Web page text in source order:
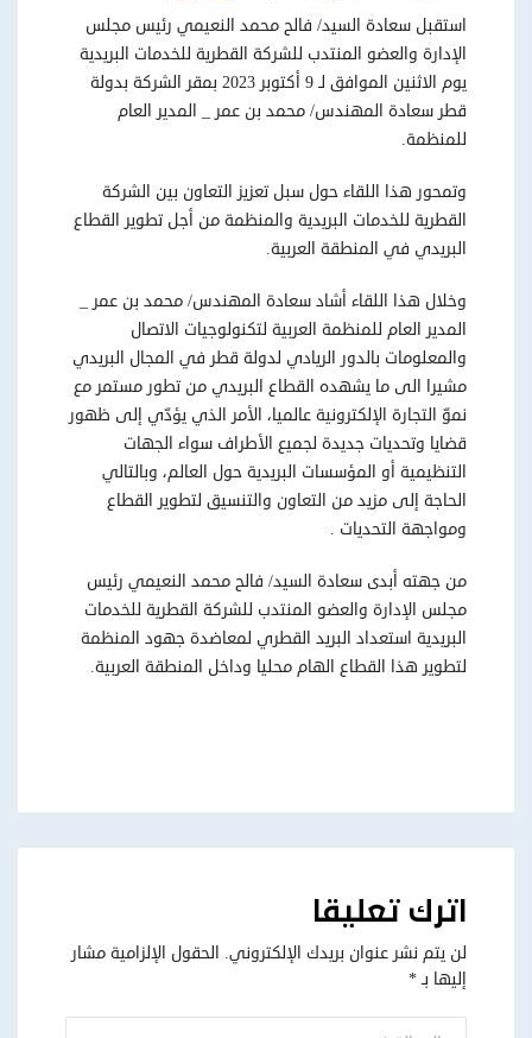
استقبل سعادة السيد/ فالح محمد النعيمي رئيس مجلس
الإدارة والعضو المنتدب للشركة القطرية للخدمات البريدية
يوم الاثنين الموافق لـ 9 أكتوبر 2023 بمقر الشركة بدولة
قطر سعادة المهندس/ محمد بن عمر _ المدير العام
للمنظمة.
وتمحور هذا اللقاء حول سبل تعزيز التعاون بين الشركة
القطرية للخدمات البريدية والمنظمة من أجل تطوير القطاع
البريدي في المنطقة العربية.
وخلال هذا اللقاء أشاد سعادة المهندس/ محمد بن عمر _
المدير العام للمنظمة العربية لتكنولوجيات الاتصال
والمعلومات بالدور الريادي لدولة قطر في المجال البريدي
مشيرا الى ما يشهده القطاع البريدي من تطور مستمر مع
نموّ التجارة الإلكترونية عالميا، الأمر الذي يؤدّي إلى ظهور
قضايا وتحديات جديدة لجميع الأطراف سواء الجهات
التنظيمية أو المؤسسات البريدية حول العالم، وبالتالي
الحاجة إلى مزيد من التعاون والتنسيق لتطوير القطاع
ومواجهة التحديات .
من جهته أبدى سعادة السيد/ فالح محمد النعيمي رئيس
مجلس الإدارة والعضو المنتدب للشركة القطرية للخدمات
البريدية استعداد البريد القطري لمعاضدة جهود المنظمة
لتطوير هذا القطاع الهام محليا وداخل المنطقة العربية.
اترك تعليقا
لن يتم نشر عنوان بريدك الإلكتروني. الحقول الإلزامية مشار
إليها بـ*